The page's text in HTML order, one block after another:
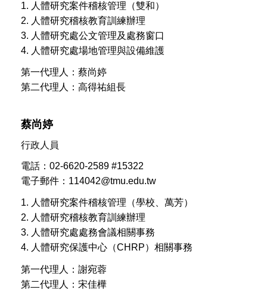
1. 人體研究案件稽核管理（雙和）
2. 人體研究稽核教育訓練辦理
3. 人體研究處公文管理及處務窗口
4. 人體研究處場地管理與設備維護
第一代理人：蔡尚婷
第二代理人：高得祐組長
蔡尚婷
行政人員
電話：02-6620-2589 #15322
電子郵件： 114042@tmu.edu.tw
1. 人體研究案件稽核管理（學校、萬芳）
2. 人體研究稽核教育訓練辦理
3. 人體研究處處務會議相關事務
4. 人體研究保護中心（CHRP）相關事務
第一代理人：謝宛蓉
第二代理人：宋佳樺